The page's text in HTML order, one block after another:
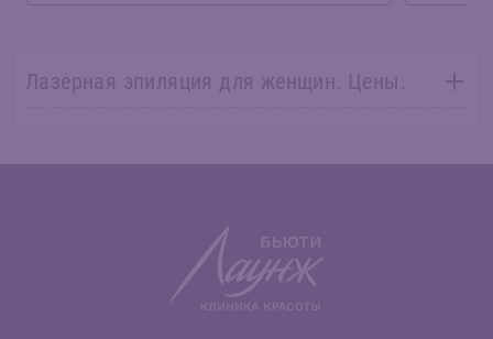
Лазерная эпиляция для женщин. Цены.